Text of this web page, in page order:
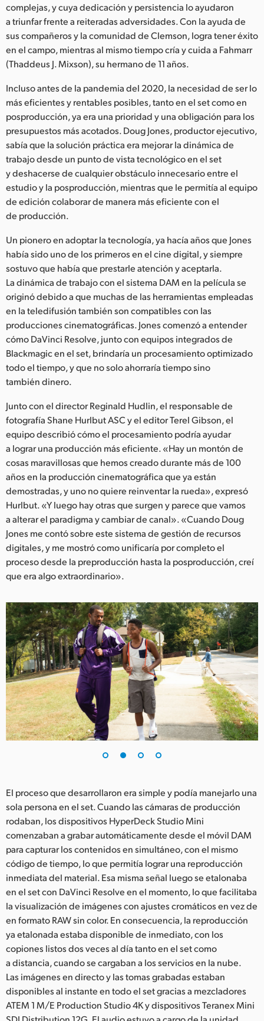
Norway
Poland
Portugal
Singapore
South Africa
España
Sweden
Chinese Taipei
Turkey
UAE
Ukraine
United Kingdom
complejas, y cuya dedicación y persistencia lo ayudaron
a triunfar frente a reiteradas adversidades. Con la ayuda de
sus compañeros y la comunidad de Clemson, logra tener éxito
en el campo, mientras al mismo tiempo cría y cuida a Fahmarr
(Thaddeus J. Mixson), su hermano de 11 años.
Incluso antes de la pandemia del 2020, la necesidad de ser lo
más eficientes y rentables posibles, tanto en el set como en
posproducción, ya era una prioridad y una obligación para los
presupuestos más acotados. Doug Jones, productor ejecutivo,
sabía que la solución práctica era mejorar la dinámica de
trabajo desde un punto de vista tecnológico en el set
y deshacerse de cualquier obstáculo innecesario entre el
estudio y la posproducción, mientras que le permitía al equipo
de edición colaborar de manera más eficiente con el
de producción.
Un pionero en adoptar la tecnología, ya hacía años que Jones
había sido uno de los primeros en el cine digital, y siempre
sostuvo que había que prestarle atención y aceptarla.
La dinámica de trabajo con el sistema DAM en la película se
originó debido a que muchas de las herramientas empleadas
en la teledifusión también son compatibles con las
producciones cinematográficas. Jones comenzó a entender
cómo DaVinci Resolve, junto con equipos integrados de
Blackmagic en el set, brindaría un procesamiento optimizado
todo el tiempo, y que no solo ahorraría tiempo sino
también dinero.
Junto con el director Reginald Hudlin, el responsable de
fotografía Shane Hurlbut ASC y el editor Terel Gibson, el
equipo describió cómo el procesamiento podría ayudar
a lograr una producción más eficiente. «Hay un montón de
cosas maravillosas que hemos creado durante más de 100
años en la producción cinematográfica que ya están
demostradas, y uno no quiere reinventar la rueda», expresó
Hurlbut. «Y luego hay otras que surgen y parece que vamos
a alterar el paradigma y cambiar de canal». «Cuando Doug
Jones me contó sobre este sistema de gestión de recursos
digitales, y me mostró como unificaría por completo el
proceso desde la preproducción hasta la posproducción, creí
que era algo extraordinario».
El proceso que desarrollaron era simple y podía manejarlo una
sola persona en el set. Cuando las cámaras de producción
rodaban, los dispositivos HyperDeck Studio Mini
comenzaban a grabar automáticamente desde el móvil DAM
para capturar los contenidos en simultáneo, con el mismo
código de tiempo, lo que permitía lograr una reproducción
inmediata del material. Esa misma señal luego se etalonaba
en el set con DaVinci Resolve en el momento, lo que facilitaba
la visualización de imágenes con ajustes cromáticos en vez de
en formato RAW sin color. En consecuencia, la reproducción
ya etalonada estaba disponible de inmediato, con los
copiones listos dos veces al día tanto en el set como
a distancia, cuando se cargaban a los servicios en la nube.
Las imágenes en directo y las tomas grabadas estaban
disponibles al instante en todo el set gracias a mezcladores
ATEM 1 M/E Production Studio 4K y dispositivos Teranex Mini